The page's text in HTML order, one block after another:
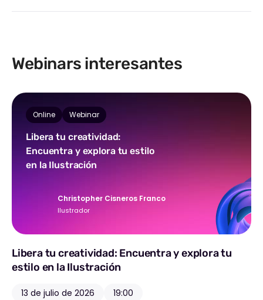
Webinars interesantes
Online Webinar
Libera tu creatividad:
Encuentra y explora tu estilo
en la Ilustración
Christopher Cisneros Franco
Ilustrador
Libera tu creatividad: Encuentra y explora tu
estilo en la Ilustración
13 de julio de 2026 19:00